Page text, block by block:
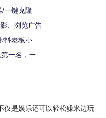
/一键克隆
、浏览广告
/抖老板小
一名，一
仅是娱乐还可以轻松赚米边玩